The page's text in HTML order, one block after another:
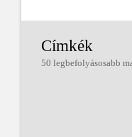
Címkék
50 legbefolyásosabb